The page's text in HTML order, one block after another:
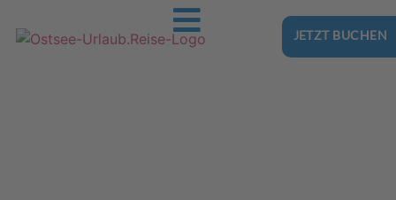
JETZT BUCHEN